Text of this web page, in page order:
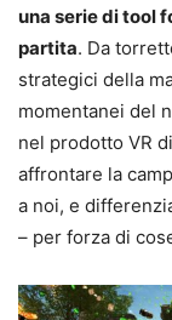
una serie di tool
partita. Da
strategici della
momentanei del
nel prodotto VR
affrontare la
a noi, e
– per forza di